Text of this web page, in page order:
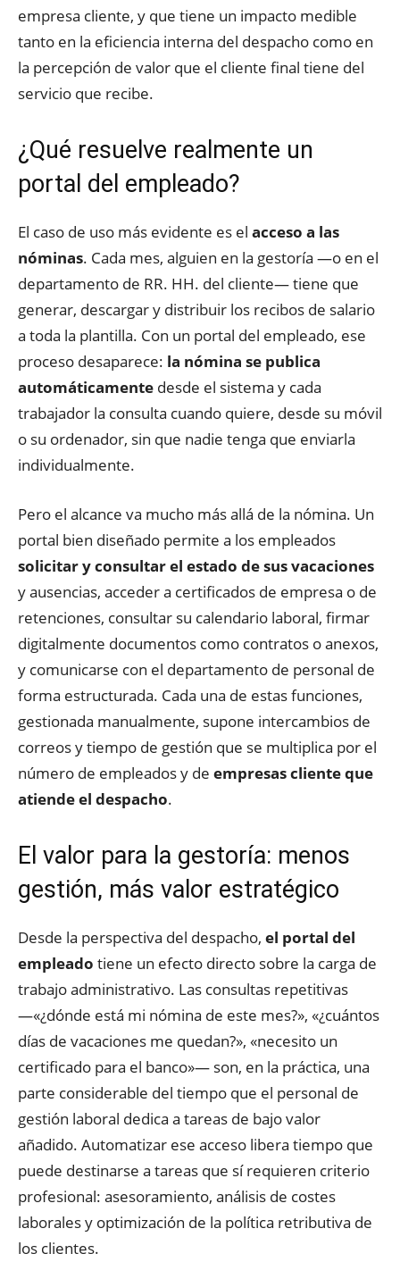
empresa cliente, y que tiene un impacto medible
tanto en la eficiencia interna del despacho como en
la percepción de valor que el cliente final tiene del
servicio que recibe.
¿Qué resuelve realmente un
portal del empleado?
El caso de uso más evidente es el acceso a las
nóminas. Cada mes, alguien en la gestoría —o en el
departamento de RR. HH. del cliente— tiene que
generar, descargar y distribuir los recibos de salario
a toda la plantilla. Con un portal del empleado, ese
proceso desaparece: la nómina se publica
automáticamente desde el sistema y cada
trabajador la consulta cuando quiere, desde su móvil
o su ordenador, sin que nadie tenga que enviarla
individualmente.
Pero el alcance va mucho más allá de la nómina. Un
portal bien diseñado permite a los empleados
solicitar y consultar el estado de sus vacaciones
y ausencias, acceder a certificados de empresa o de
retenciones, consultar su calendario laboral, firmar
digitalmente documentos como contratos o anexos,
y comunicarse con el departamento de personal de
forma estructurada. Cada una de estas funciones,
gestionada manualmente, supone intercambios de
correos y tiempo de gestión que se multiplica por el
número de empleados y de empresas cliente que
atiende el despacho.
El valor para la gestoría: menos
gestión, más valor estratégico
Desde la perspectiva del despacho, el portal del
empleado tiene un efecto directo sobre la carga de
trabajo administrativo. Las consultas repetitivas
—«¿dónde está mi nómina de este mes?», «¿cuántos
días de vacaciones me quedan?», «necesito un
certificado para el banco»— son, en la práctica, una
parte considerable del tiempo que el personal de
gestión laboral dedica a tareas de bajo valor
añadido. Automatizar ese acceso libera tiempo que
puede destinarse a tareas que sí requieren criterio
profesional: asesoramiento, análisis de costes
laborales y optimización de la política retributiva de
los clientes.